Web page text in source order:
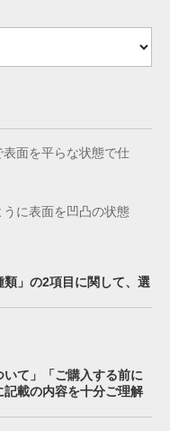
面を平らな状態で仕
に表面を凹凸の状態
類」の2項目に関して、選
いて」「ご購入する前に
載の内容を十分ご理解